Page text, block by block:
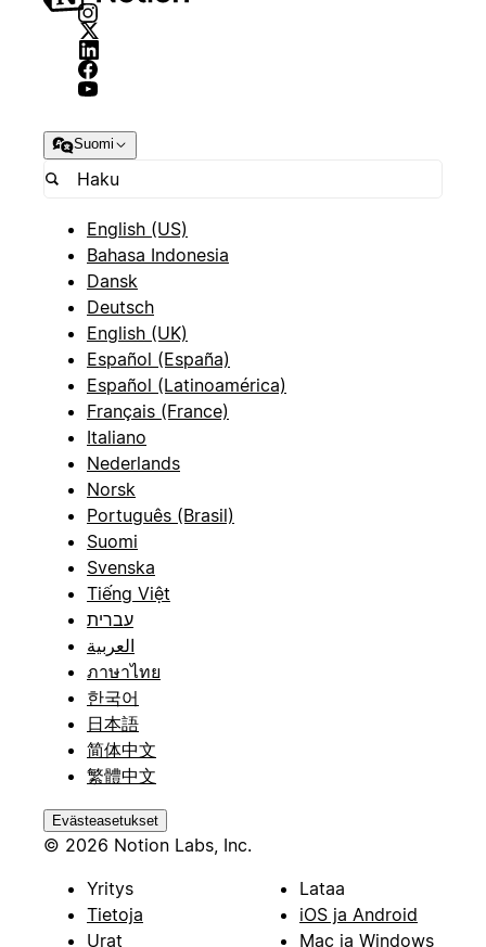
Suomi
English (US)
Bahasa Indonesia
Dansk
Deutsch
English (UK)
Español (España)
Español (Latinoamérica)
Français (France)
Italiano
Nederlands
Norsk
Português (Brasil)
Suomi
Svenska
Tiếng Việt
עברית
العربية
ภาษาไทย
한국어
日本語
简体中文
繁體中文
Evästeasetukset
© 2026 Notion Labs, Inc.
Yritys
Tietoja
Urat
Lataa
iOS ja Android
Mac ja Windows